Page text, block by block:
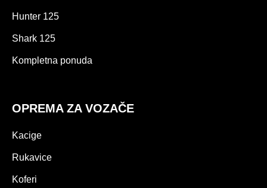
Hunter 125
Shark 125
Kompletna ponuda
OPREMA ZA VOZAČE
Kacige
Rukavice
Koferi